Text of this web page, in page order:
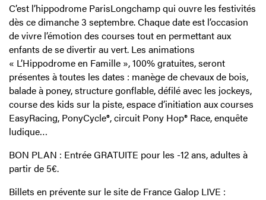
C’est l’hippodrome ParisLongchamp qui ouvre les festivités
dès ce dimanche 3 septembre. Chaque date est l’occasion
de vivre l’émotion des courses tout en permettant aux
enfants de se divertir au vert. Les animations
« L’Hippodrome en Famille », 100% gratuites, seront
présentes à toutes les dates : manège de chevaux de bois,
balade à poney, structure gonflable, défilé avec les jockeys,
course des kids sur la piste, espace d’initiation aux courses
EasyRacing, PonyCycle®, circuit Pony Hop® Race, enquête
ludique…
BON PLAN : Entrée GRATUITE pour les -12 ans, adultes à
partir de 5€.
Billets en prévente sur le site de France Galop LIVE :